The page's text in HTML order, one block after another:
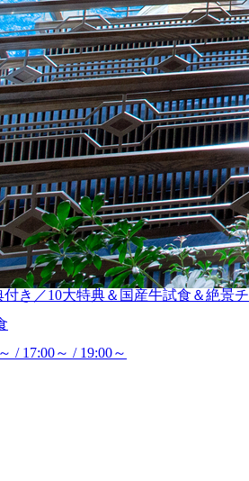
き／10大特典＆国産牛試食＆絶景チ
/ 17:00～ / 19:00～